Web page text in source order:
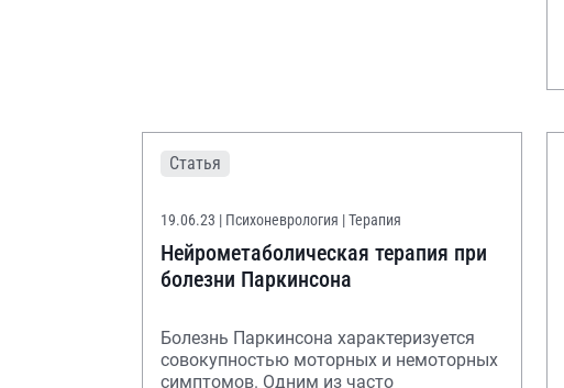
Статья
19.06.23 | Психоневрология | Терапия
Нейрометаболическая терапия при
болезни Паркинсона
Болезнь Паркинсона характеризуется
совокупностью моторных и немоторных
симптомов. Одним из часто